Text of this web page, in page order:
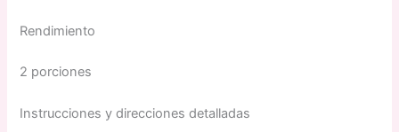
Rendimiento
2 porciones
Instrucciones y direcciones detalladas